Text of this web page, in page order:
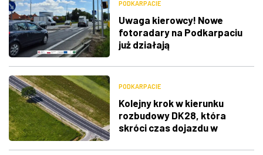
PODKARPACIE
Uwaga kierowcy! Nowe
fotoradary na Podkarpaciu
już działają
PODKARPACIE
Kolejny krok w kierunku
rozbudowy DK28, która
skróci czas dojazdu w